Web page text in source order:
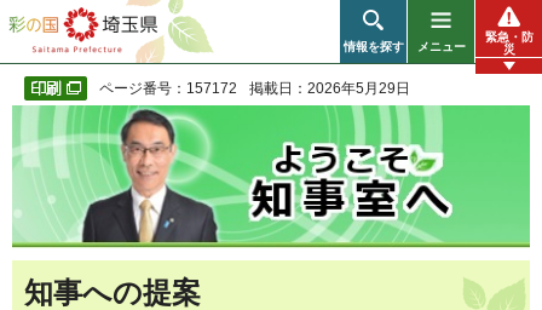
彩の国 埼玉県
情報を探す メニュー
緊急・防
災
ページ番号：157172 掲載日：2026年5月29日
知事への提案